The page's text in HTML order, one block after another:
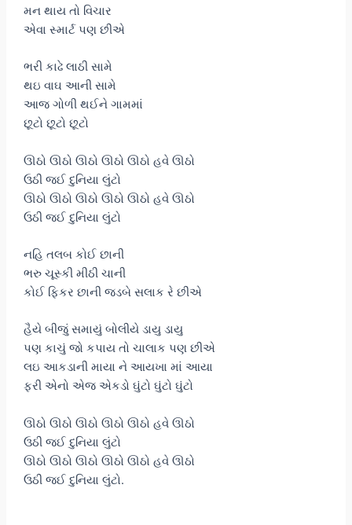
મન થાય તો વિચાર
એવા સ્માર્ટ પણ છીએ
ભરી કાઢે લાઠી સામે
થઇ વાઘ આની સામે
આજ ગોળી થઈને ગામમાં
છૂટો છૂટો છૂટો
ઊઠો ઊઠો ઊઠો ઊઠો ઊઠો હવે ઊઠો
ઉઠી જઈ દુનિયા લુંટો
ઊઠો ઊઠો ઊઠો ઊઠો ઊઠો હવે ઊઠો
ઉઠી જઈ દુનિયા લુંટો
નહિ તલબ કોઈ છાની
ભરુ ચૂસ્કી મીઠી ચાની
કોઈ ફિકર છાની જડબે સલાક રે છીએ
હૈયે બીજું સમાયું બોલીયે ડાયુ ડાયુ
પણ કાચું જો કપાય તો ચાલાક પણ છીએ
લઇ આકડાની માયા ને આયખા માં આયા
ફરી એનો એજ એકડો ઘુંટો ઘુંટો ઘુંટો
ઊઠો ઊઠો ઊઠો ઊઠો ઊઠો હવે ઊઠો
ઉઠી જઈ દુનિયા લુંટો
ઊઠો ઊઠો ઊઠો ઊઠો ઊઠો હવે ઊઠો
ઉઠી જઈ દુનિયા લુંટો.